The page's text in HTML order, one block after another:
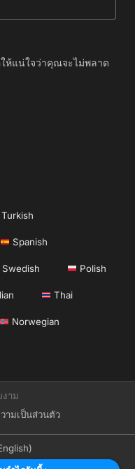
ห้แน่ใจว่าคุณจะไม่พลาด
Turkish
Spanish
Swedish Polish
Thai
Norwegian
งาม
ามเป็นส่วนตัว